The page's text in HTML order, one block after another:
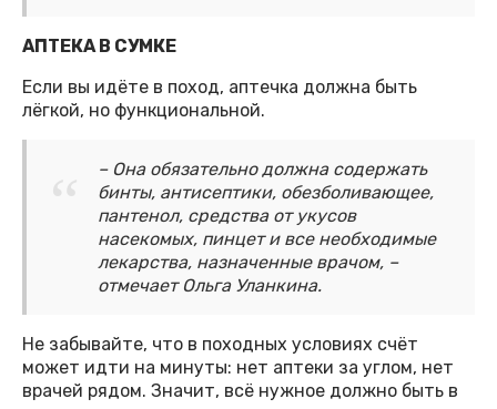
АПТЕКА В СУМКЕ
Если вы идёте в поход, аптечка должна быть
лёгкой, но функциональной.
– Она обязательно должна содержать
бинты, антисептики, обезболивающее,
пантенол, средства от укусов
насекомых, пинцет и все необходимые
лекарства, назначенные врачом, –
отмечает Ольга Уланкина.
Не забывайте, что в походных условиях счёт
может идти на минуты: нет аптеки за углом, нет
врачей рядом. Значит, всё нужное должно быть в